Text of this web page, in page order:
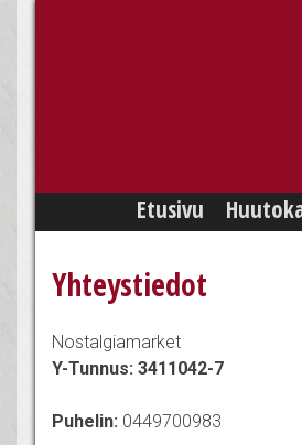
content
Etusivu
Yhteystiedot
Nostalgiamarket
Y-Tunnus: 3411042-7
Puhelin: 0449700983